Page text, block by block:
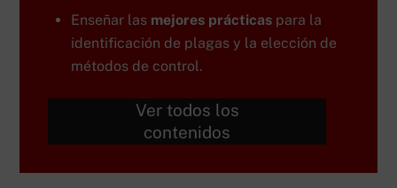
Enseñar las mejores prácticas para la
identificación de plagas y la elección de
métodos de control.
Ver todos los
contenidos